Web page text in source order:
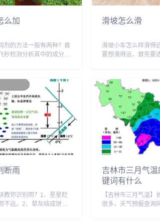
么加
剂的方法一般有两种？首
秒检测分析其中的成分，
中间体为主，第一类中间
行搭配。在镀槽中起增加
，光亮，整平...
滑坡怎么滑
滑坡小车怎么样滑得
要想滑得远，首先要
定的速度。其次，小
面材料也会影响滑行
车的重量合适且表面
断雨
教你识别雨？1、星星眨
不远。2、草灰结成饼，
吉林市三月气
键词有什么
【吉林市三月气温】
很多，天气预报查询